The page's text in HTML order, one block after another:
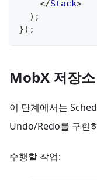
</Stack>
) ;
}) ;
MobX 저장
이 단계에서는
Undo/Redo를 구현
수행할 작업: